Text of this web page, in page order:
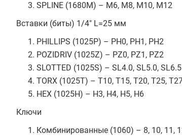
SPLINE (1680M) – M6, M8, M10, M12
Вставки (биты) 1/4" L=25 мм
PHILLIPS (1025P) – PH0, PH1, PH2
POZIDRIV (1025Z) – PZ0, PZ1, PZ2
SLOTTED (1025S) – SL4.0, SL5.0, SL6.5
TORX (1025T) – T10, T15, T20, T25,
HEX (1025H) – H3, H4, H5, H6
Ключи
Комбинированные (1060) – 8, 10, 11,